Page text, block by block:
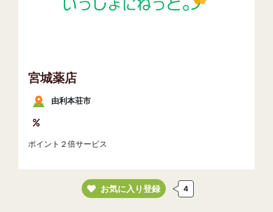
宮城薬店
由利本荘市
ポイント２倍サービス
お気に入り登録 4